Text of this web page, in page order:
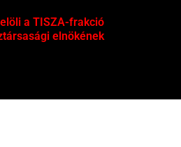
a TISZA-frakció
elnökének